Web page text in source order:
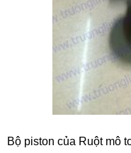
Bộ piston của Ruột mô